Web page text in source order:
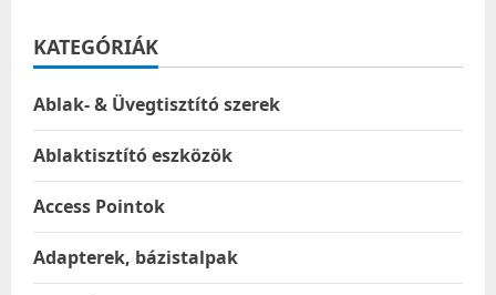
–
rózsaszín
KATEGÓRIÁK
Ablak- & Üvegtisztító szerek
Ablaktisztító eszközök
Access Pointok
Adapterek, bázistalpak